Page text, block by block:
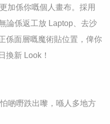
加係你嘅個人畫布。採用
論係返工放 Laptop、去沙
係面層嘅魔術貼位置，俾你
換新 Look！
啲嘢跌出嚟，喺人多地方